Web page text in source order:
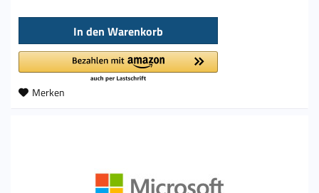
In den Warenkorb
Merken